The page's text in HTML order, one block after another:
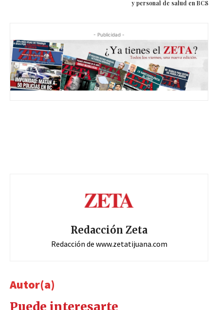
y personal de salud en BCS
- Publicidad -
Redacción Zeta
Redacción de www.zetatijuana.com
Autor(a)
Puede interesarte